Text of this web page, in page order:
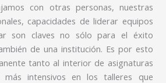
con otras personas, nuestras
capacidades de liderar equipos
son claves no sólo para el éxito
de una institución. Es por esto
tanto al interior de asignaturas
intensivos en los talleres que